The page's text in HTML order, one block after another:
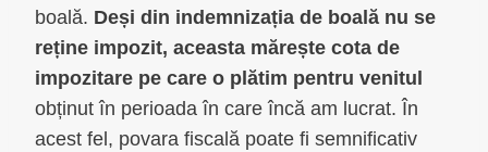
boală. Deși din indemnizația de boală nu se
reține impozit, aceasta mărește cota de
impozitare pe care o plătim pentru venitul
obținut în perioada în care încă am lucrat. În
acest fel, povara fiscală poate fi semnificativ